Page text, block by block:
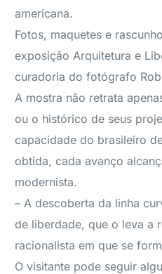
americana.
Fotos, maquetes e
exposição Arquitetura e
curadoria do fotógrafo
A mostra não retrata
ou o histórico de seus
capacidade do brasileiro
obtida, cada avanço
modernista.
– A descoberta da linha
de liberdade, que o leva a
racionalista em que se
O visitante pode seguir